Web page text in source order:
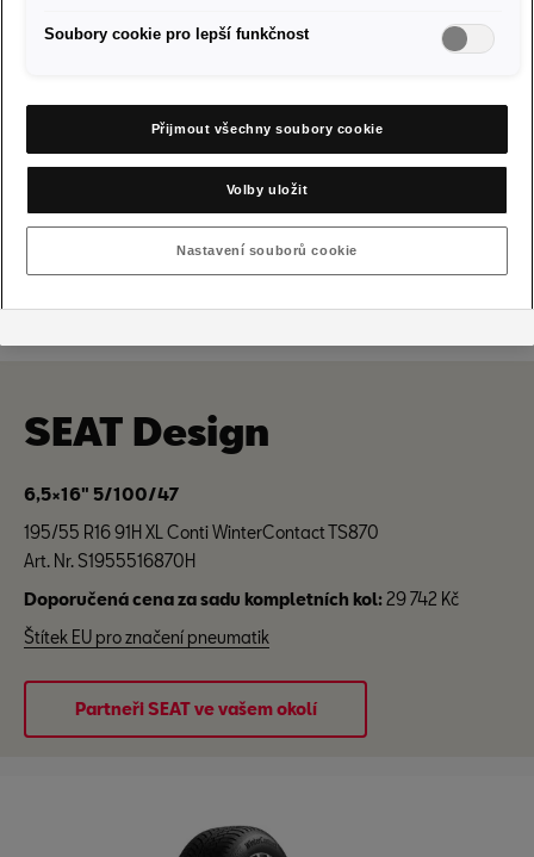
SEAT Design
6,5×16" 5/100/47
195/55 R16 91H XL Conti WinterContact TS870
Art. Nr. S1955516870H
Doporučená cena za sadu kompletních kol:29 742 Kč
Štítek EU pro značení pneumatik
Partneři SEAT ve vašem okolí
Soubory cookie pro lepší funkčnost
Přijmout všechny soubory cookie
Volby uložit
Nastavení souborů cookie